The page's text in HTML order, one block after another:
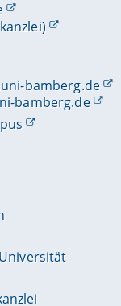
bamberg.de
bamberg.de